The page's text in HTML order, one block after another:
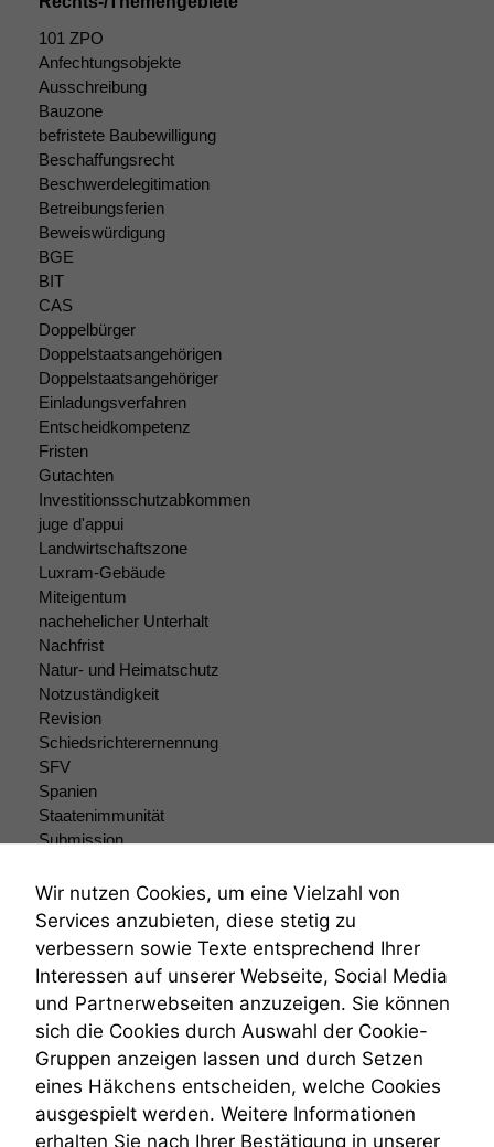
101 ZPO
Anfechtungsobjekte
Ausschreibung
Bauzone
befristete Baubewilligung
Beschaffungsrecht
Beschwerdelegitimation
Betreibungsferien
Beweiswürdigung
BGE
BIT
CAS
Doppelbürger
Doppelstaatsangehörigen
Doppelstaatsangehöriger
Einladungsverfahren
Entscheidkompetenz
Fristen
Gutachten
Investitionsschutzabkommen
juge d'appui
Landwirtschaftszone
Luxram-Gebäude
Miteigentum
nachehelicher Unterhalt
Nachfrist
Natur- und Heimatschutz
Notzuständigkeit
Revision
Schiedsrichterernennung
SFV
Spanien
Staatenimmunität
Submission
Teilungsklage
Venezuela
VRK
Wiederherstellungsanordnung
Zivilprozessordnung
ZPO
Zustellfiktion
Zuständigkeit
Öffentliches Personalrecht
Öffentlichkeitsprinzip
Wir nutzen Cookies, um eine Vielzahl von
Services anzubieten, diese stetig zu
verbessern sowie Texte entsprechend Ihrer
Interessen auf unserer Webseite, Social Media
und Partnerwebseiten anzuzeigen. Sie können
sich die Cookies durch Auswahl der Cookie-
Gruppen anzeigen lassen und durch Setzen
eines Häkchens entscheiden, welche Cookies
ausgespielt werden. Weitere Informationen
erhalten Sie nach Ihrer Bestätigung in unserer